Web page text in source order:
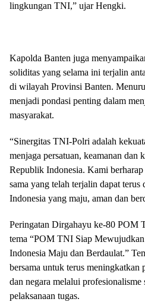
lingkungan TNI,” ujar Hengki.
Kapolda Banten juga
soliditas yang selama ini terjalin
di wilayah Provinsi Banten.
menjadi pondasi penting dalam
masyarakat.
“Sinergitas TNI-Polri adalah
menjaga persatuan, keamanan dan
Republik Indonesia. Kami
sama yang telah terjalin dapat
Indonesia yang maju, aman dan
Peringatan Dirgahayu ke-80 POM
tema “POM TNI Siap
Indonesia Maju dan Berdaulat.”
bersama untuk terus meningkatkan
dan negara melalui profesionalisme
pelaksanaan tugas.